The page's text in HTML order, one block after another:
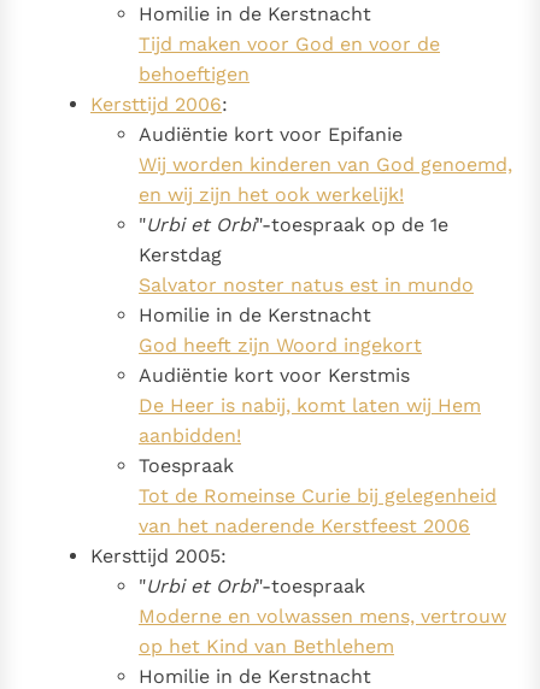
Homilie in de Kerstnacht
Tijd maken voor God en voor de
behoeftigen
Kersttijd 2006:
Audiëntie kort voor Epifanie
Wij worden kinderen van God genoemd,
en wij zijn het ook werkelijk!
"Urbi et Orbi"-toespraak op de 1e
Kerstdag
Salvator noster natus est in mundo
Homilie in de Kerstnacht
God heeft zijn Woord ingekort
Audiëntie kort voor Kerstmis
De Heer is nabij, komt laten wij Hem
aanbidden!
Toespraak
Tot de Romeinse Curie bij gelegenheid
van het naderende Kerstfeest 2006
Kersttijd 2005:
"Urbi et Orbi"-toespraak
Moderne en volwassen mens, vertrouw
op het Kind van Bethlehem
Homilie in de Kerstnacht